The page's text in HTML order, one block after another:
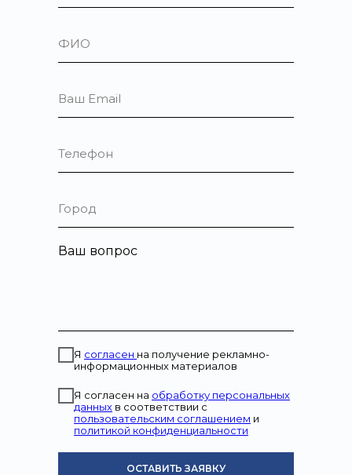
ФИО
Ваш Email
Телефон
Город
Ваш вопрос
Я согласен на получение рекламно-
информационных материалов
Я согласен на обработку персональных
данных в соответствии с
пользовательским соглашением и
политикой конфиденциальности
ОСТАВИТЬ ЗАЯВКУ